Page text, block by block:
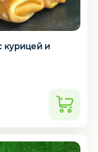
курицей и